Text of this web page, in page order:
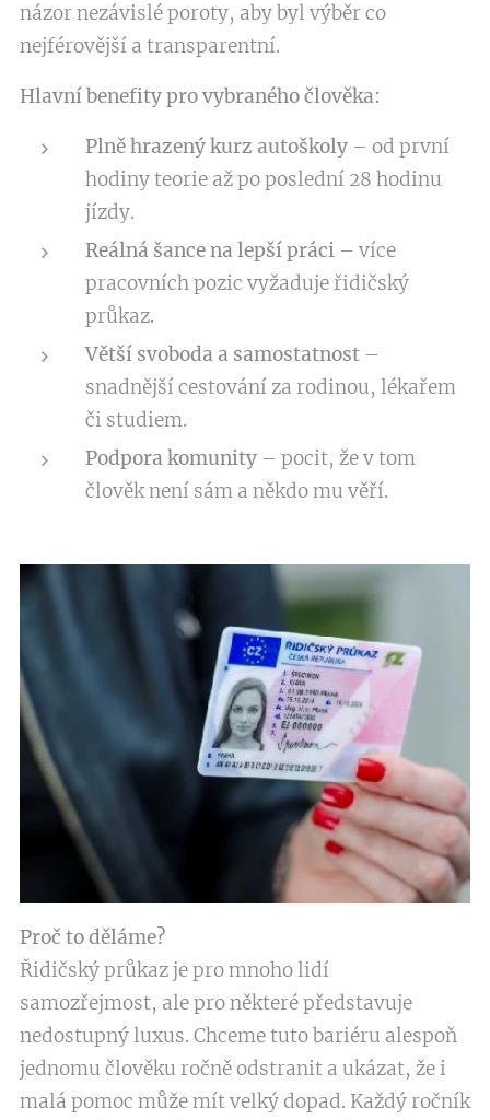
názor nezávislé poroty, aby byl výběr co
nejférovější a transparentní.
Hlavní benefity pro vybraného člověka:
Plně hrazený kurz autoškoly – od první
hodiny teorie až po poslední 28 hodinu
jízdy.
Reálná šance na lepší práci – více
pracovních pozic vyžaduje řidičský
průkaz.
Větší svoboda a samostatnost –
snadnější cestování za rodinou, lékařem
či studiem.
Podpora komunity – pocit, že v tom
člověk není sám a někdo mu věří.
Proč to děláme?
Řidičský průkaz je pro mnoho lidí
samozřejmost, ale pro některé představuje
nedostupný luxus. Chceme tuto bariéru alespoň
jednomu člověku ročně odstranit a ukázat, že i
malá pomoc může mít velký dopad. Každý ročník